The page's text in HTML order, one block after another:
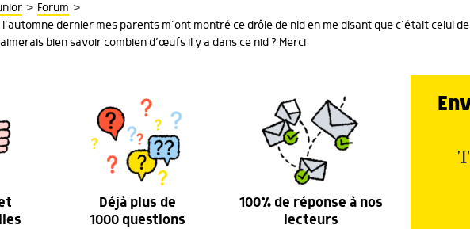
> Forum >
l’automne dernier mes parents m’ont montré ce drôle de nid en me disant que c’était celui
bien savoir combien d’œufs il y a dans ce nid ? Merci
Déjà plus de
1000 questions
100% de réponse à nos
lecteurs